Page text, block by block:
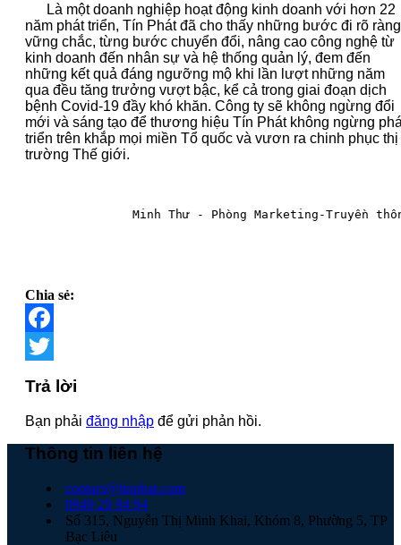
Là một doanh nghiệp hoạt động kinh doanh với hơn 22
năm phát triển, Tín Phát đã cho thấy những bước đi rõ
vững chắc, từng bước chuyển đổi, nâng cao công nghệ từ
kinh doanh đến nhân sự và hệ thống quản lý, đem đến
những kết quả đáng ngưỡng mộ khi lần lượt những năm
qua đều tăng trưởng vượt bậc, kể cả trong giai đoạn dịch
bệnh Covid-19 đầy khó khăn. Công ty sẽ không ngừng đổi
mới và sáng tạo để thương hiệu Tín Phát không ngừng
triển trên khắp mọi miền Tổ quốc và vươn ra chinh phục thị
trường Thế giới.
Minh Thư - Phòng Marketing-Truyền
Chia sẻ:
Facebook
Trả lời
Bạn phải đăng nhập để gửi phản hồi.
Thông tin liên hệ
contact@tinphat.com
0949 29 94 94
Số 315, Nguyễn Thị Minh Khai, Khóm 8, Phường 5, TP
Bạc Liêu